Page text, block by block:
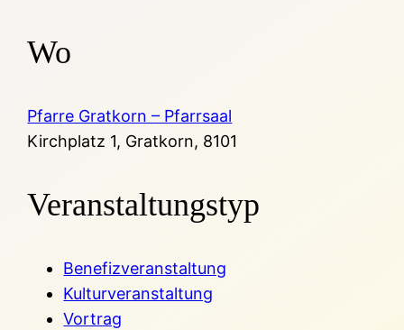
Wo
Pfarre Gratkorn – Pfarrsaal
Kirchplatz 1, Gratkorn, 8101
Veranstaltungstyp
Benefizveranstaltung
Kulturveranstaltung
Vortrag